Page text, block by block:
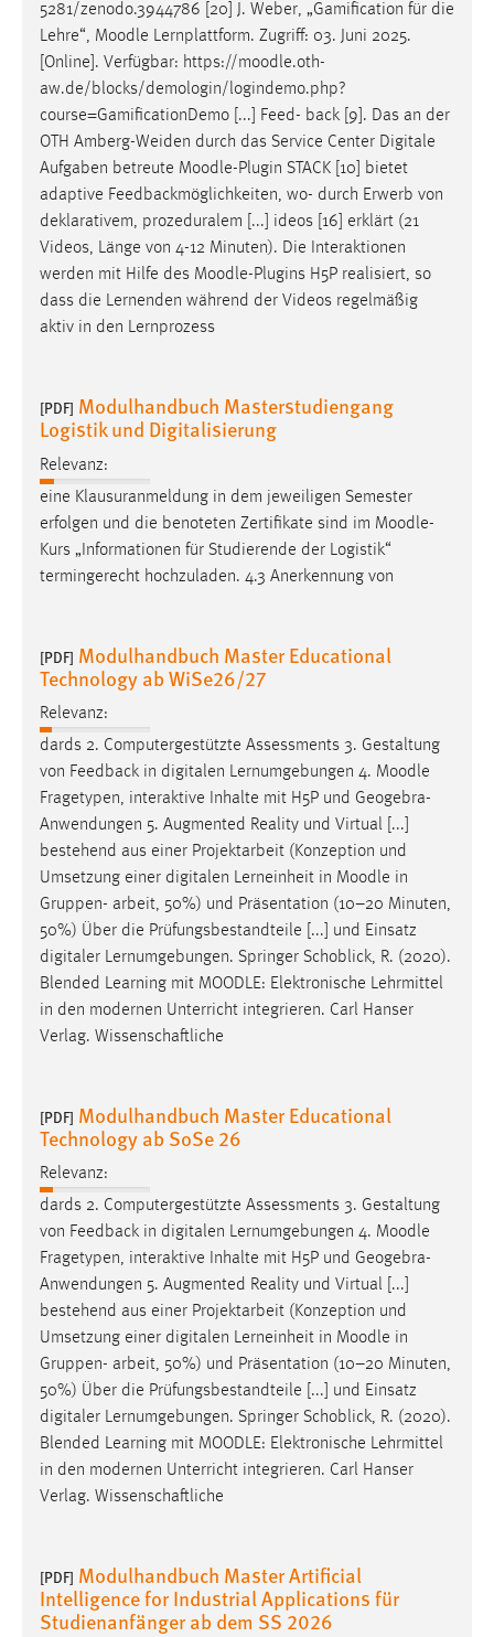
5281/zenodo.3944786 [20] J. Weber, „Gamification für die
Lehre“, Moodle Lernplattform. Zugriff: 03. Juni 2025.
[Online]. Verfügbar: https://moodle.oth-
aw.de/blocks/demologin/logindemo.php?
course=GamificationDemo [...] Feed- back [9]. Das an der
OTH Amberg-Weiden durch das Service Center Digitale
Aufgaben betreute Moodle-Plugin STACK [10] bietet
adaptive Feedbackmöglichkeiten, wo- durch Erwerb von
deklarativem, prozeduralem [...] ideos [16] erklärt (21
Videos, Länge von 4-12 Minuten). Die Interaktionen
werden mit Hilfe des Moodle-Plugins H5P realisiert, so
dass die Lernenden während der Videos regelmäßig
aktiv in den Lernprozess
[PDF] Modulhandbuch Masterstudiengang
Logistik und Digitalisierung
Relevanz:
eine Klausuranmeldung in dem jeweiligen Semester
erfolgen und die benoteten Zertifikate sind im Moodle-
Kurs „Informationen für Studierende der Logistik“
termingerecht hochzuladen. 4.3 Anerkennung von
[PDF] Modulhandbuch Master Educational
Technology ab WiSe26/27
Relevanz:
dards 2. Computergestützte Assessments 3. Gestaltung
von Feedback in digitalen Lernumgebungen 4. Moodle
Fragetypen, interaktive Inhalte mit H5P und Geogebra-
Anwendungen 5. Augmented Reality und Virtual [...]
bestehend aus einer Projektarbeit (Konzeption und
Umsetzung einer digitalen Lerneinheit in Moodle in
Gruppen- arbeit, 50%) und Präsentation (10–20 Minuten,
50%) Über die Prüfungsbestandteile [...] und Einsatz
digitaler Lernumgebungen. Springer Schoblick, R. (2020).
Blended Learning mit MOODLE: Elektronische Lehrmittel
in den modernen Unterricht integrieren. Carl Hanser
Verlag. Wissenschaftliche
[PDF] Modulhandbuch Master Educational
Technology ab SoSe 26
Relevanz:
dards 2. Computergestützte Assessments 3. Gestaltung
von Feedback in digitalen Lernumgebungen 4. Moodle
Fragetypen, interaktive Inhalte mit H5P und Geogebra-
Anwendungen 5. Augmented Reality und Virtual [...]
bestehend aus einer Projektarbeit (Konzeption und
Umsetzung einer digitalen Lerneinheit in Moodle in
Gruppen- arbeit, 50%) und Präsentation (10–20 Minuten,
50%) Über die Prüfungsbestandteile [...] und Einsatz
digitaler Lernumgebungen. Springer Schoblick, R. (2020).
Blended Learning mit MOODLE: Elektronische Lehrmittel
in den modernen Unterricht integrieren. Carl Hanser
Verlag. Wissenschaftliche
[PDF] Modulhandbuch Master Artificial
Intelligence for Industrial Applications für
Studienanfänger ab dem SS 2026